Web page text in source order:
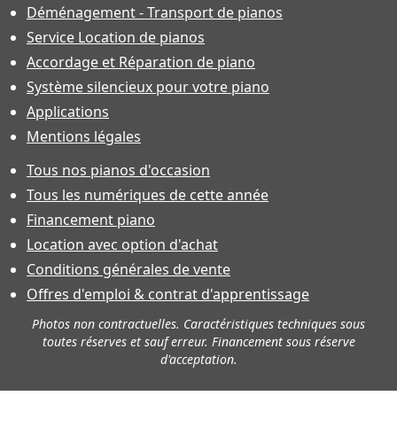
Déménagement - Transport de pianos
Service Location de pianos
Accordage et Réparation de piano
Système silencieux pour votre piano
Applications
Mentions légales
Tous nos pianos d'occasion
Tous les numériques de cette année
Financement piano
Location avec option d'achat
Conditions générales de vente
Offres d'emploi & contrat d'apprentissage
Photos non contractuelles. Caractéristiques techniques sous
toutes réserves et sauf erreur. Financement sous réserve
d'acceptation.